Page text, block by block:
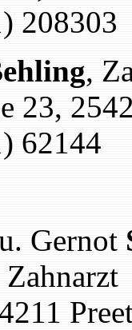
208303
,
23,
62144
Gernot